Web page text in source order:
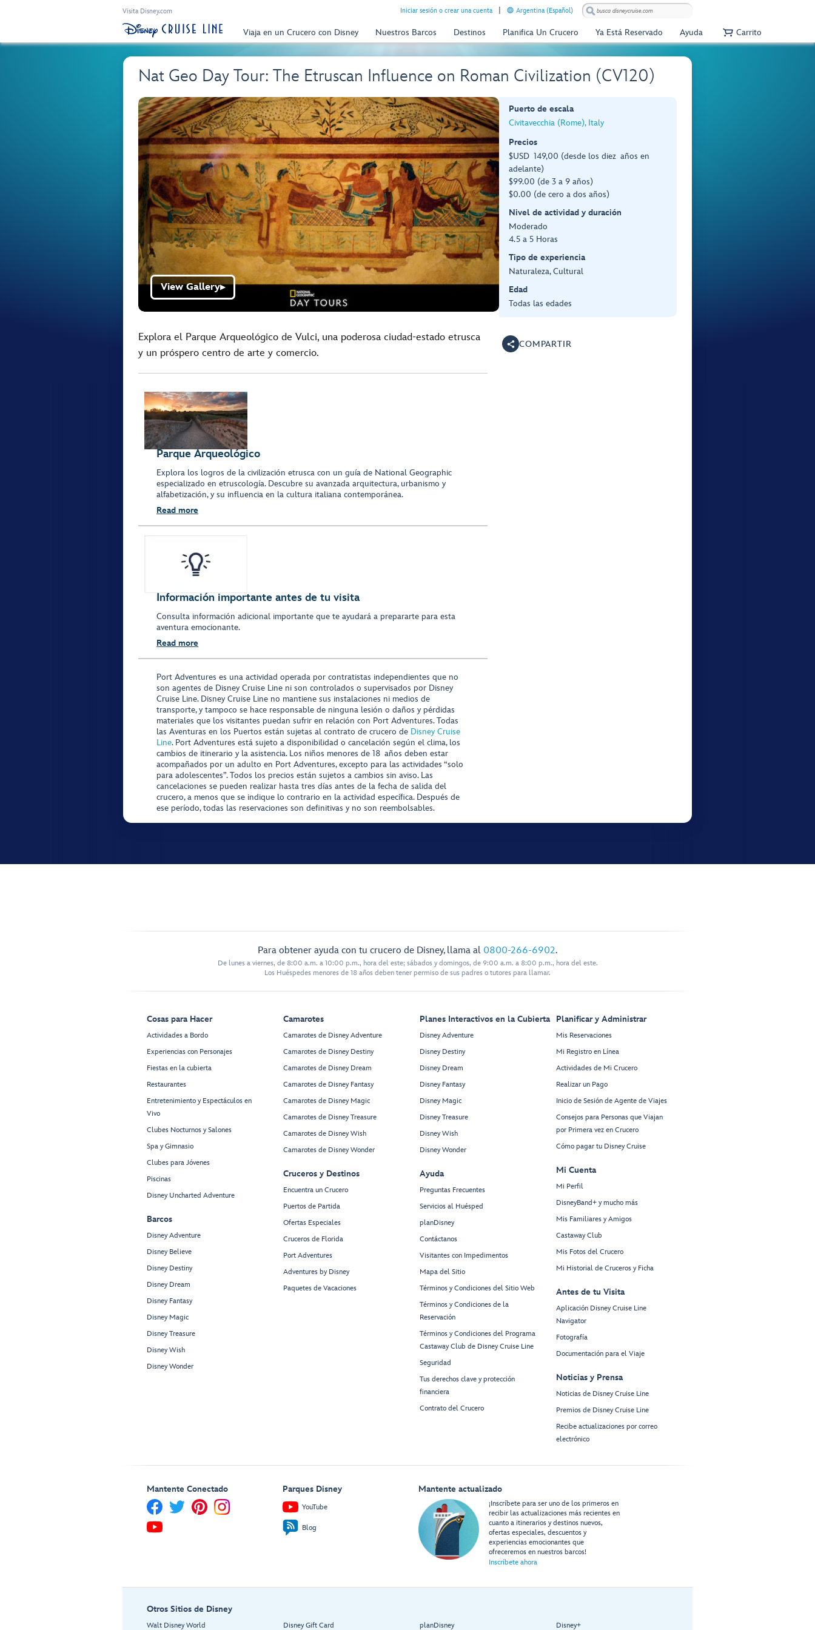
Visita Disney.com Iniciar sesión o crear una cuenta Argentina (Español)
Viaja en un Crucero con Disney Nuestros Barcos Destinos Planifica Un Crucero Ya Está Reservado Ayuda Carrito
Nat Geo Day Tour: The Etruscan Influence on Roman Civilization (CV120)
View Gallery▶
Puerto de escala
Civitavecchia (Rome), Italy
Precios
$USD 149,00 (desde los diez años en
adelante)
$99.00 (de 3 a 9 años)
$0.00 (de cero a dos años)
Nivel de actividad y duración
Moderado
4.5 a 5 Horas
Tipo de experiencia
Naturaleza, Cultural
Edad
Todas las edades
Explora el Parque Arqueológico de Vulci, una poderosa ciudad-estado etrusca
y un próspero centro de arte y comercio.
Parque Arqueológico
Explora los logros de la civilización etrusca con un guía de National Geographic
especializado en etruscología. Descubre su avanzada arquitectura, urbanismo y
alfabetización, y su influencia en la cultura italiana contemporánea.
Read more
Información importante antes de tu visita
Consulta información adicional importante que te ayudará a prepararte para esta
aventura emocionante.
Read more
Port Adventures es una actividad operada por contratistas independientes que no
son agentes de Disney Cruise Line ni son controlados o supervisados por Disney
Cruise Line. Disney Cruise Line no mantiene sus instalaciones ni medios de
transporte, y tampoco se hace responsable de ninguna lesión o daños y pérdidas
materiales que los visitantes puedan sufrir en relación con Port Adventures. Todas
las Aventuras en los Puertos están sujetas al contrato de crucero de Disney Cruise
Line. Port Adventures está sujeto a disponibilidad o cancelación según el clima, los
cambios de itinerario y la asistencia. Los niños menores de 18 años deben estar
acompañados por un adulto en Port Adventures, excepto para las actividades “solo
para adolescentes”. Todos los precios están sujetos a cambios sin aviso. Las
cancelaciones se pueden realizar hasta tres días antes de la fecha de salida del
crucero, a menos que se indique lo contrario en la actividad específica. Después de
ese período, todas las reservaciones son definitivas y no son reembolsables.
COMPARTIR
Para obtener ayuda con tu crucero de Disney, llama al 0800-266-6902.
De lunes a viernes, de 8:00 a.m. a 10:00 p.m., hora del este; sábados y domingos, de 9:00 a.m. a 8:00 p.m., hora del este.
Los Huéspedes menores de 18 años deben tener permiso de sus padres o tutores para llamar.
Cosas para Hacer
Actividades a Bordo
Experiencias con Personajes
Fiestas en la cubierta
Restaurantes
Entretenimiento y Espectáculos en
Vivo
Clubes Nocturnos y Salones
Spa y Gimnasio
Clubes para Jóvenes
Piscinas
Disney Uncharted Adventure
Barcos
Disney Adventure
Disney Believe
Disney Destiny
Disney Dream
Disney Fantasy
Disney Magic
Disney Treasure
Disney Wish
Disney Wonder
Camarotes
Camarotes de Disney Adventure
Camarotes de Disney Destiny
Camarotes de Disney Dream
Camarotes de Disney Fantasy
Camarotes de Disney Magic
Camarotes de Disney Treasure
Camarotes de Disney Wish
Camarotes de Disney Wonder
Cruceros y Destinos
Encuentra un Crucero
Puertos de Partida
Ofertas Especiales
Cruceros de Florida
Port Adventures
Adventures by Disney
Paquetes de Vacaciones
Planes Interactivos en la Cubierta
Disney Adventure
Disney Destiny
Disney Dream
Disney Fantasy
Disney Magic
Disney Treasure
Disney Wish
Disney Wonder
Ayuda
Preguntas Frecuentes
Servicios al Huésped
planDisney
Contáctanos
Visitantes con Impedimentos
Mapa del Sitio
Términos y Condiciones del Sitio Web
Términos y Condiciones de la
Reservación
Términos y Condiciones del Programa
Castaway Club de Disney Cruise Line
Seguridad
Tus derechos clave y protección
financiera
Contrato del Crucero
Planificar y Administrar
Mis Reservaciones
Mi Registro en Línea
Actividades de Mi Crucero
Realizar un Pago
Inicio de Sesión de Agente de Viajes
Consejos para Personas que Viajan
por Primera vez en Crucero
Cómo pagar tu Disney Cruise
Mi Cuenta
Mi Perfil
DisneyBand+ y mucho más
Mis Familiares y Amigos
Castaway Club
Mis Fotos del Crucero
Mi Historial de Cruceros y Ficha
Antes de tu Visita
Aplicación Disney Cruise Line
Navigator
Fotografía
Documentación para el Viaje
Noticias y Prensa
Noticias de Disney Cruise Line
Premios de Disney Cruise Line
Recibe actualizaciones por correo
electrónico
Mantente Conectado Parques Disney
YouTube
Blog
Mantente actualizado
¡Inscríbete para ser uno de los primeros en
recibir las actualizaciones más recientes en
cuanto a itinerarios y destinos nuevos,
ofertas especiales, descuentos y
experiencias emocionantes que
ofreceremos en nuestros barcos!
Inscríbete ahora
Otros Sitios de Disney
Walt Disney World Disney Gift Card planDisney Disney+